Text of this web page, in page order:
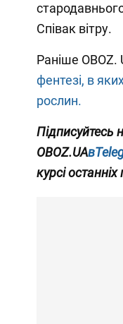
Співак вітру.
Раніше OBOZ.
фентезі, в
рослин.
Підписуйтесь
OBOZ.UA
курсі останніх